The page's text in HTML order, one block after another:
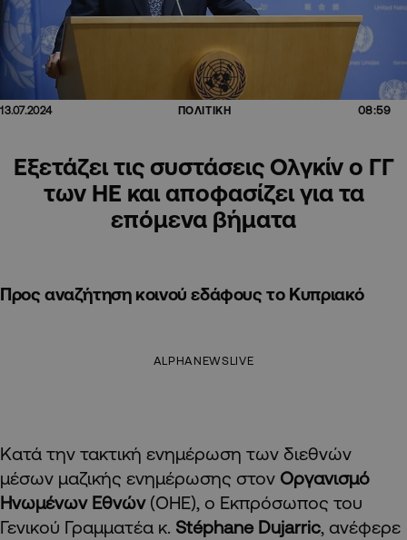
13.07.2024 ΠΟΛΙΤΙΚΗ 08:59
Εξετάζει τις συστάσεις Ολγκίν ο ΓΓ
των ΗΕ και αποφασίζει για τα
επόμενα βήματα
Προς αναζήτηση κοινού εδάφους το Κυπριακό
ALPHANEWSLIVE
Κατά την τακτική ενημέρωση των διεθνών
μέσων μαζικής ενημέρωσης στον Οργανισμό
Ηνωμένων Εθνών(ΟΗΕ), ο Εκπρόσωπος του
Γενικού Γραμματέα κ. Stéphane Dujarric, ανέφερε